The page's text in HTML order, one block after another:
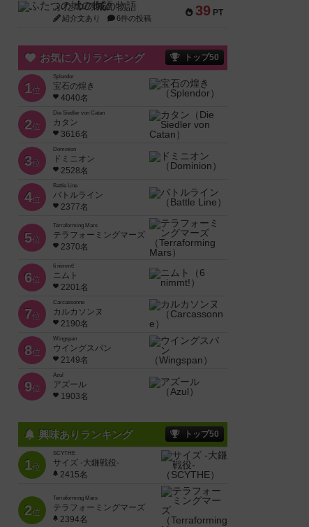
39 PT
ふたつの城の物語
紹介文あり 6件の投稿
お気に入りランキング トップ50
1位
Splendor
宝石の煌き
4040名
2位
Die Siedler von Catan
カタン
3616名
3位
Dominion
ドミニオン
2528名
4位
Battle Line
バトルライン
2377名
5位
Terraforming Mars
テラフォーミングマーズ
2370名
6位
6 nimmt!
ニムト
2201名
7位
Carcassonne
カルカソンヌ
2190名
8位
Wingspan
ウイングスパン
2149名
9位
Azul
アズール
1903名
興味ありランキング トップ50
1位
SCYTHE
サイズ -大鎌戦役-
2415名
2位
Terraforming Mars
テラフォーミングマーズ
2394名